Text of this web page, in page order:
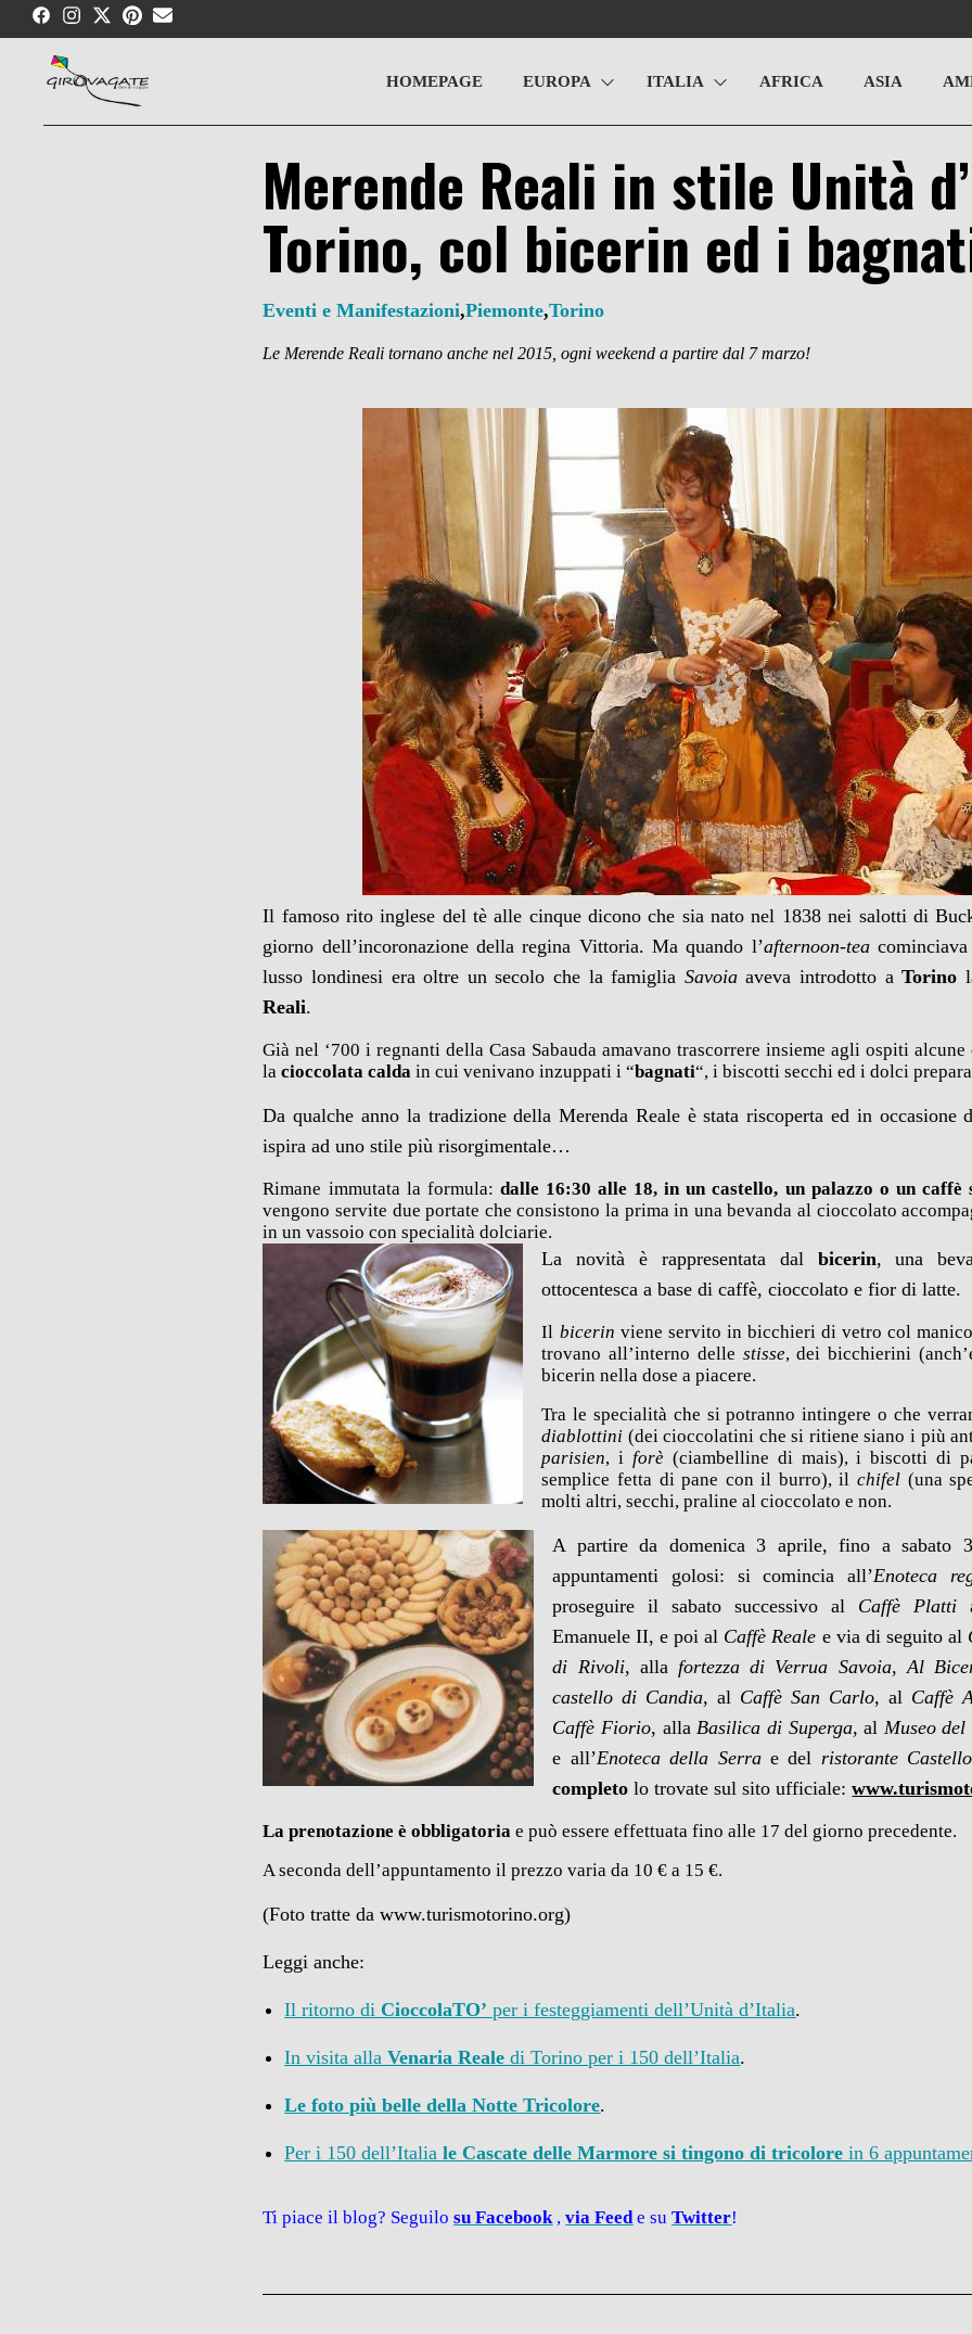
Skip
content
HOMEPAGE EUROPA ITALIA AFRICA ASIA
Merende Reali in stile Unità
Torino, col bicerin ed i
Eventi e Manifestazioni,Piemonte,Torino
Le Merende Reali tornano anche nel 2015,ogni weekend a partire dal 7 marzo!
Il famoso rito inglese del tè alle cinque dicono che sia nato nel 1838 nei salotti di
giorno dell’incoronazione della regina Vittoria. Ma quando l’afternoon-tea
lusso londinesi era oltre un secolo che la famiglia Savoiaaveva introdotto aTorino
Reali.
Già nel ‘700 i regnanti della Casa Sabauda amavano trascorrere insieme agli ospiti
lacioccolata calda in cui venivano inzuppati i “bagnati“, i biscotti secchi ed i dolci
Da qualche anno la tradizione della Merenda Reale è stata riscoperta ed in occasione
ispira ad uno stile più risorgimentale…
Rimane immutata la formula: dalle 16:30 alle 18, in un castello, un palazzo o un
vengono servite due portate che consistono la prima in una bevanda al cioccolato
in un vassoio con specialità dolciarie.
La novità è rappresentata dal bicerin, una
ottocentesca a base di caffè, cioccolato e fior di latte.
Il bicerin viene servito in bicchieri di vetro col
trovano all’interno delle stisse, dei bicchierini
bicerin nella dose a piacere.
Tra le specialità che si potranno intingere o che
diablottini (dei cioccolatini che si ritiene siano i più
parisien, iforè (ciambelline di mais), i biscotti di
semplice fetta di pane con il burro), ilchifel (una
molti altri, secchi, praline al cioccolato e non.
A partire da domenica 3 aprile, fino a sabato
appuntamenti golosi: si comincia all’Enoteca
proseguire il sabato successivo al Caffè Platti
Emanuele II, e poi al Caffè Reale e via di seguito al
di Rivoli, alla fortezza di Verrua Savoia,Al
castello di Candia, al Caffè San Carlo, al Caffè
Caffè Fiorio, allaBasilica di Superga, al Museo del
e all’Enoteca della Serrae del ristorante
completo lo trovate sul sito ufficiale:
La prenotazione è obbligatoria e può essere effettuata fino alle 17 del giorno precedente.
A seconda dell’appuntamento il prezzo varia da 10 € a 15 €.
(Foto tratte da www.turismotorino.org)
Leggi anche:
Il ritorno di CioccolaTO’ per i festeggiamenti dell’Unità d’Italia.
In visita allaVenaria Reale di Torino per i 150 dell’Italia.
Le foto più belle della Notte Tricolore.
Per i 150 dell’Italiale Cascate delle Marmore si tingono di tricolore in 6
Ti piace il blog? Seguilo su Facebook ,viaFeede suTwitter!